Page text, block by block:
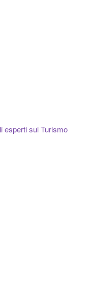
esperti sul Turismo